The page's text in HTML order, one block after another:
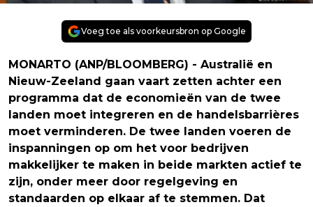
Voeg toe als voorkeursbron op Google
MONARTO (ANP/BLOOMBERG) - Australië en
Nieuw-Zeeland gaan vaart zetten achter een
programma dat de economieën van de twee
landen moet integreren en de handelsbarrières
moet verminderen. De twee landen voeren de
inspanningen op om het voor bedrijven
makkelijker te maken in beide markten actief te
zijn, onder meer door regelgeving en
standaarden op elkaar af te stemmen. Dat